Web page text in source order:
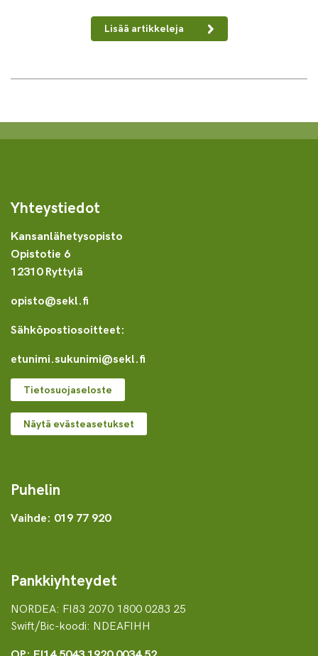
Lisää artikkeleja
Yhteystiedot
Kansanlähetysopisto
Opistotie 6
12310 Ryttylä
opisto@sekl.fi
Sähköpostiosoitteet:
etunimi.sukunimi@sekl.fi
Tietosuojaseloste
Näytä evästeasetukset
Puhelin
Vaihde: 019 77 920
Pankkiyhteydet
NORDEA: FI83 2070 1800 0283 25
Swift/Bic-koodi: NDEAFIHH